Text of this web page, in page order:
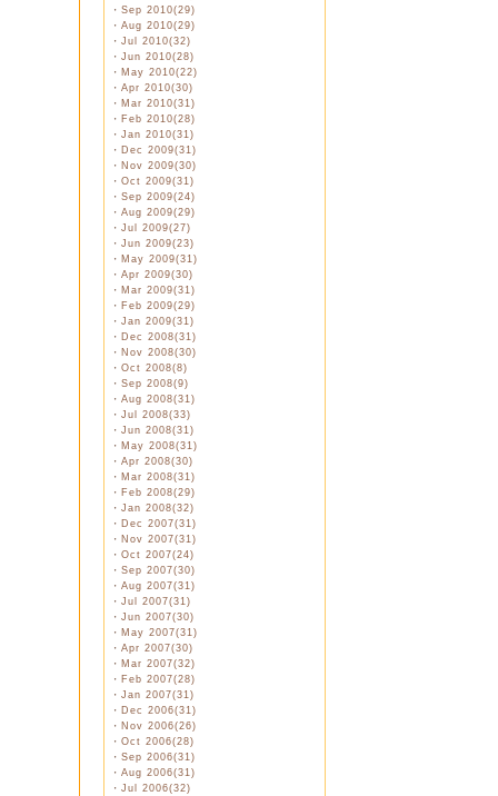
・ Sep 2010(29)
・ Aug 2010(29)
・ Jul 2010(32)
・ Jun 2010(28)
・ May 2010(22)
・ Apr 2010(30)
・ Mar 2010(31)
・ Feb 2010(28)
・ Jan 2010(31)
・ Dec 2009(31)
・ Nov 2009(30)
・ Oct 2009(31)
・ Sep 2009(24)
・ Aug 2009(29)
・ Jul 2009(27)
・ Jun 2009(23)
・ May 2009(31)
・ Apr 2009(30)
・ Mar 2009(31)
・ Feb 2009(29)
・ Jan 2009(31)
・ Dec 2008(31)
・ Nov 2008(30)
・ Oct 2008(8)
・ Sep 2008(9)
・ Aug 2008(31)
・ Jul 2008(33)
・ Jun 2008(31)
・ May 2008(31)
・ Apr 2008(30)
・ Mar 2008(31)
・ Feb 2008(29)
・ Jan 2008(32)
・ Dec 2007(31)
・ Nov 2007(31)
・ Oct 2007(24)
・ Sep 2007(30)
・ Aug 2007(31)
・ Jul 2007(31)
・ Jun 2007(30)
・ May 2007(31)
・ Apr 2007(30)
・ Mar 2007(32)
・ Feb 2007(28)
・ Jan 2007(31)
・ Dec 2006(31)
・ Nov 2006(26)
・ Oct 2006(28)
・ Sep 2006(31)
・ Aug 2006(31)
・ Jul 2006(32)